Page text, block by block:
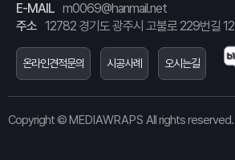
E-MAIL m0069@hanmail.net
주소 12782 경기도 광주시 고불로 229번길 12
온라인견적문의 시공사례 오시는길
Copyright ©MEDIAWRAPS All rights reserved.